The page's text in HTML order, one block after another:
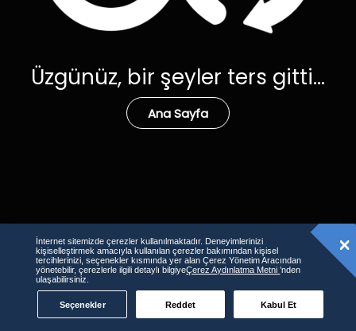
Üzgünüz, bir şeyler ters gitti...
Ana Sayfa
İnternet sitemizde çerezler kullanılmaktadır. Deneyimlerinizi
kişiselleştirmek amacıyla kullanılan çerezler bakımından kişisel
tercihlerinizi, seçenekler kısmında yer alan Çerez Yönetim Aracından
yönetebilir, çerezlerle ilgili detaylı bilgiyeÇerez Aydınlatma Metni’nden
ulaşabilirsiniz.
Seçenekler Reddet Kabul Et